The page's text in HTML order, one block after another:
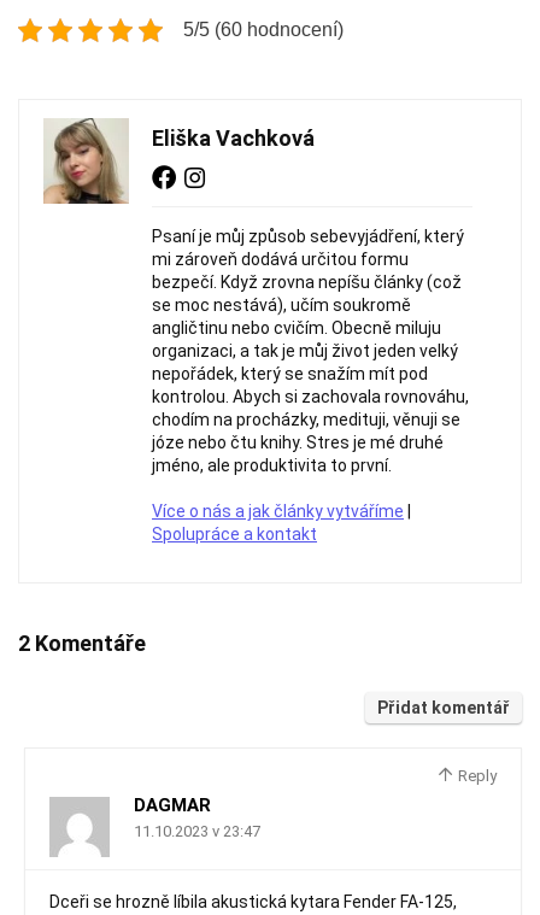
5/5 (60 hodnocení)
Eliška Vachková
Psaní je můj způsob sebevyjádření, který
mi zároveň dodává určitou formu
bezpečí. Když zrovna nepíšu články (což
se moc nestává), učím soukromě
angličtinu nebo cvičím. Obecně miluju
organizaci, a tak je můj život jeden velký
nepořádek, který se snažím mít pod
kontrolou. Abych si zachovala rovnováhu,
chodím na procházky, medituji, věnuji se
józe nebo čtu knihy. Stres je mé druhé
jméno, ale produktivita to první.
Více o nás a jak články vytváříme
Spolupráce a kontakt
2 Komentáře
Přidat komentář
Reply
DAGMAR
11.10.2023 v 23:47
Dceři se hrozně líbila akustická kytara Fender FA-125,